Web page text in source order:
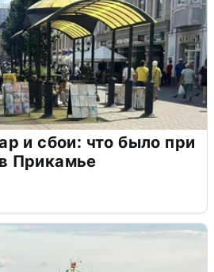
и сбои: что было при
Прикамье